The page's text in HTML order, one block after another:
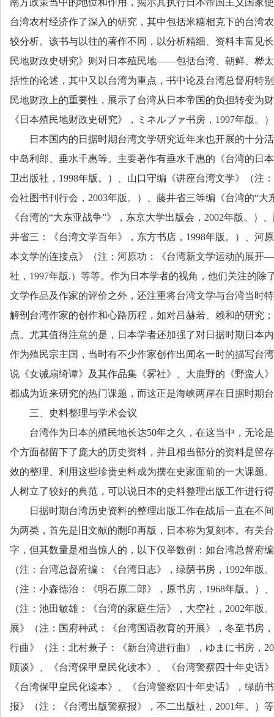
南方政策当中的地位和作用，揭示其执行日本帝国主义国家
台湾农村经济作了深入的研究，其中包括米糖相克下的台湾
较分析。该书与以往的著作不同，以分析精细、资料丰富见
民地财政史研究》则对日本殖民地——包括台湾、朝鲜、桦
括性的论述，其中又以台湾为重点，书中论及台湾总督府特
民地财政上的重要性，展示了台湾从日本帝国的负担转变为
《日本殖民地财政史研究》，ミネルブァ书房， 1997年版。
）
日本国内的日据时期台湾文学研究近年来也开展的十分
中岛利郎、垂水千惠等。主要著作有垂水千惠的《台湾的日
卫出版社， 1998年版。）、山口守编《讲座台湾文学》（注
会社图书刊行会， 2003年版。）、藤井省三等编《台湾的“大
《台湾的“大东亚战争”》，东京大学出版会， 2002年版。）
井省三：《台湾文学百年》，东方书店， 1998年版。）、河
本文学的连接点》（注：河原功：《台湾新文学运动的展
社， 1997年版.）等等。作为日本学者的视角，他们关注的除
文学作品及作家的评价之外，还注重将台湾文学与台湾当时
解剖台湾作家的创作和心路历程，如对吕赫若、赖和的研究
点。尤其值得注意的是，日本学者还加强了对日据时期日本
作为殖民宗主国，当时有不少作家创作出闻名一时的描写台
说《女诫扇绮谭》及其作品集《雾社》、大鹿野的《野蛮人
都成为近来研究的热门课题，而这正是海峡两岸在日据时期
三、史料整理与学术会议
台湾作为日本的殖民地长达50年之久，在这当中，无论
个方面都留下了庞大的历史资料，并且相当部分的资料是留
效的整理、利用这些珍贵史料成为摆在史家面前的一大课题
人树立了较好的典范，可以说日本的史料整理出版工作进行
日据时期台湾历史资料的整理出版工作在战后一直在不
为两类，首先是旧文献的翻印再版，日本称为复刻本。有关
字，但其数量是相当惊人的，以下仅举数例：如台湾总督
（注：台湾总督府编：《台湾日志》，绿荫书房， 1992年版
（注：小森德治：《明石原二郎》，原书房， 1968年版。）
（注：池田敏雄：《台湾的家庭生活》，大空社， 2002年版
展》（注：国府种武：《台湾国语教育的开展》，冬至书房，
行曲》（注：北村兼子：《新台湾进行曲》，ゆまに书房，
顾谈》、《台湾保甲皇民化读本》、《台湾警察四十年史话
《台湾保甲皇民化读本》、《台湾警察四十年史话》，绿荫
报》（注：《台湾出版警察报》，不二出版社， 2001年。）